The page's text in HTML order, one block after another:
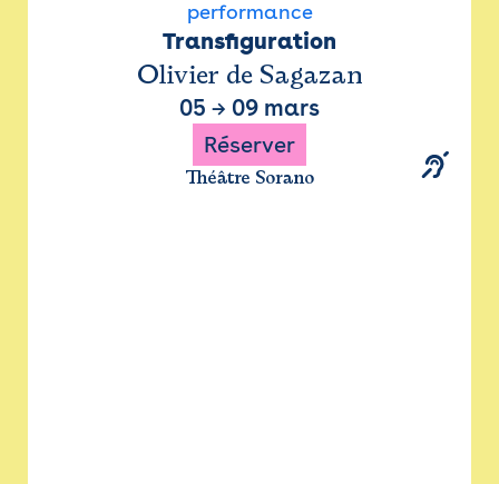
performance
Transfiguration
Olivier de Sagazan
05 → 09 mars
Réserver
Théâtre Sorano